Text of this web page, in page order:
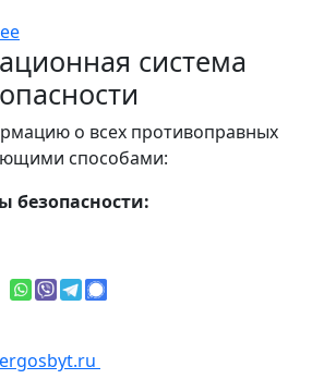
система
о всех противоправных
способами:
безопасности: